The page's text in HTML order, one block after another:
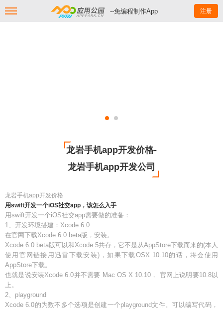
--免编程制作App 注册
龙岩手机app开发价格-
龙岩手机app开发公司
龙岩手机app开发价格
用swift开发一个iOS社交app，该怎么入手
用swift开发一个iOS社交app需要做的准备：
1、开发环境搭建：Xcode 6.0
在官网下载Xcode 6.0 beta版，安装。
Xcode 6.0 beta版可以和Xcode 5共存，它不是从AppStore下载而来的(本人
使用官网链接用迅雷下载安装)，如果下载OSX 10.10的话，将会使用
AppStore下载。
也就是说安装Xcode 6.0并不需要 Mac OS X 10.10， 官网上说明要10.8以
上。
2、playground
Xcode 6.0的为数不多个选项是创建一个playground文件。可以编写代码，